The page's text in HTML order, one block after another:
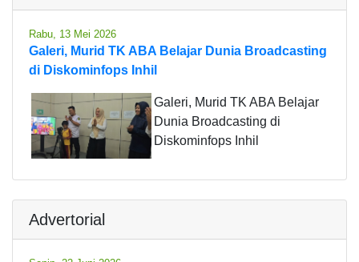
Rabu, 13 Mei 2026
Galeri, Murid TK ABA Belajar Dunia Broadcasting
di Diskominfops Inhil
Galeri, Murid TK ABA Belajar
Dunia Broadcasting di
Diskominfops Inhil
Advertorial